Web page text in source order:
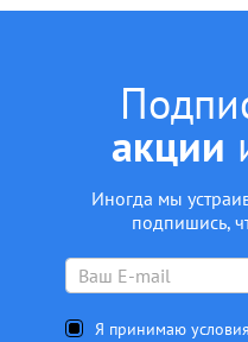
акции
Иногда мы
подпишись,
Я принимаю